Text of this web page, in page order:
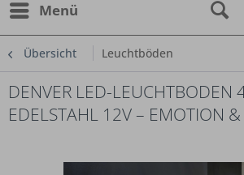
Menü
Übersicht Leuchtböden
DENVER LED-LEUCHTBODEN
EDELSTAHL 12V – EMOTION